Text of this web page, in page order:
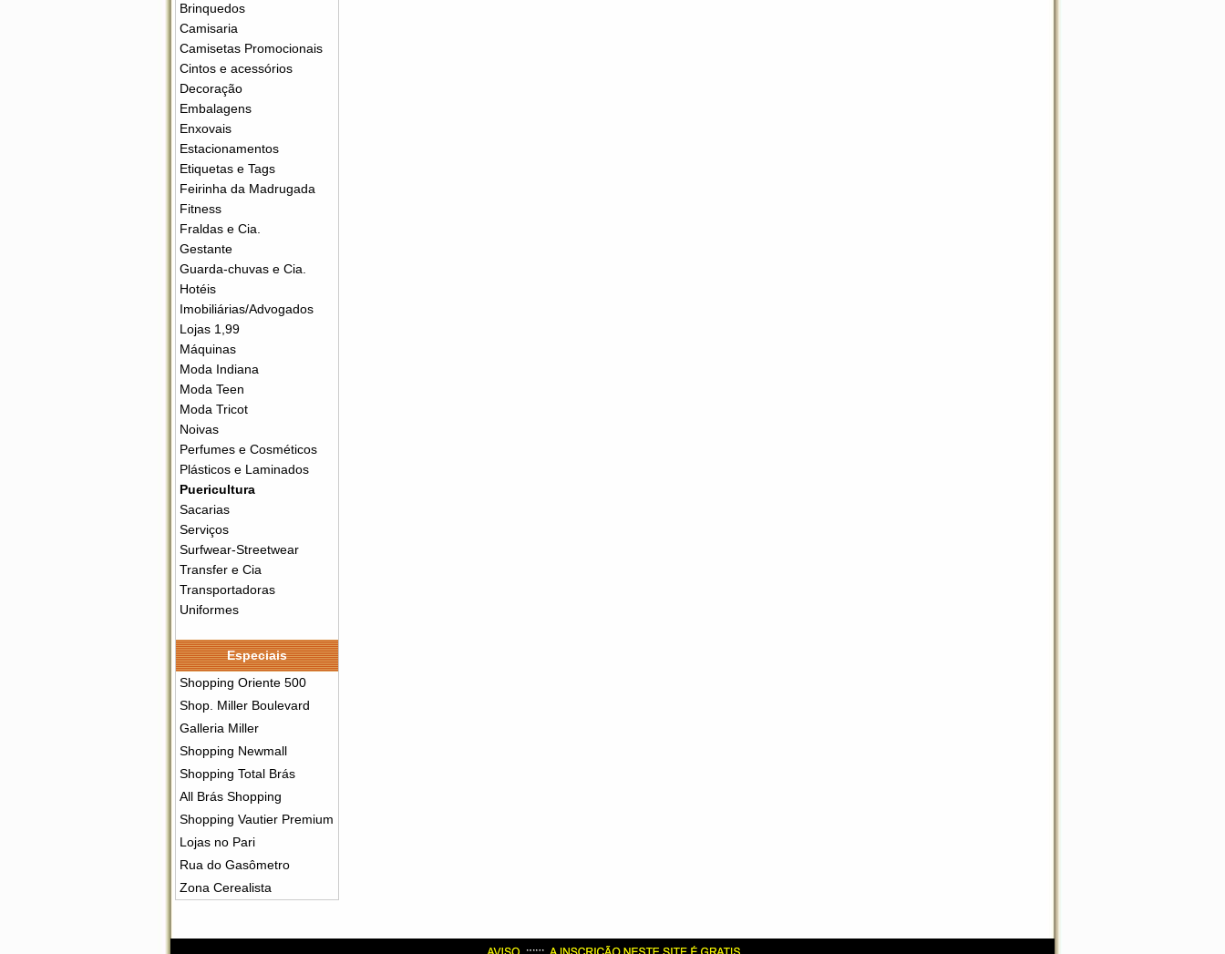
Brinquedos
Camisaria
Camisetas Promocionais
Cintos e acessórios
Decoração
Embalagens
Enxovais
Estacionamentos
Etiquetas e Tags
Feirinha da Madrugada
Fitness
Fraldas e Cia.
Gestante
Guarda-chuvas e Cia.
Hotéis
Imobiliárias/Advogados
Lojas 1,99
Máquinas
Moda Indiana
Moda Teen
Moda Tricot
Noivas
Perfumes e Cosméticos
Plásticos e Laminados
Puericultura
Sacarias
Serviços
Surfwear-Streetwear
Transfer e Cia
Transportadoras
Uniformes
Especiais
Shopping Oriente 500
Shop. Miller Boulevard
Galleria Miller
Shopping Newmall
Shopping Total Brás
All Brás Shopping
Shopping Vautier Premium
Lojas no Pari
Rua do Gasômetro
Zona Cerealista